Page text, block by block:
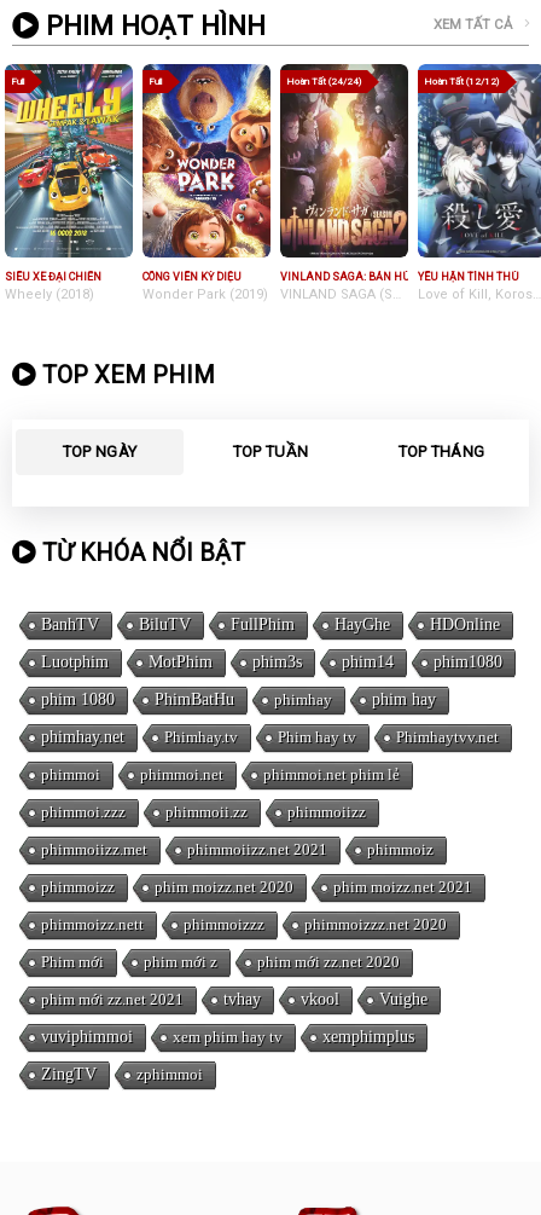
PHIM HOẠT HÌNH XEM TẤT CẢ
Full
SIÊU XE ĐẠI CHIẾN
Wheely (2018)
Full
CÔNG VIÊN KỲ DIỆU
Wonder Park (2019)
Hoàn Tất (24/24)
VINLAND SAGA: BẢN HÙNG CA VIKING (PHẦN 2)
VINLAND SAGA (Season 2) (2023)
Hoàn Tất (12/12)
YÊU HẬN TÌNH THÙ
Love of Kill, Koroshi Ai, Cặp Đôi Sát Thủ(2022)
TOP XEM PHIM
TOP NGÀY TOP TUẦN TOP THÁNG
TỪ KHÓA NỔI BẬT
BanhTV BiluTV FullPhim HayGhe HDOnline
Luotphim MotPhim phim3s phim14 phim1080
phim 1080 PhimBatHu phimhay phim hay
phimhay.net Phimhay.tv Phim hay tv Phimhaytvv.net
phimmoi phimmoi.net phimmoi.net phim lẻ
phimmoi.zzz phimmoii.zz phimmoiizz
phimmoiizz.met phimmoiizz.net 2021 phimmoiz
phimmoizz phim moizz.net 2020 phim moizz.net 2021
phimmoizz.nett phimmoizzz phimmoizzz.net 2020
Phim mới phim mới z phim mới zz.net 2020
phim mới zz.net 2021 tvhay vkool Vuighe
vuviphimmoi xem phim hay tv xemphimplus
ZingTV zphimmoi